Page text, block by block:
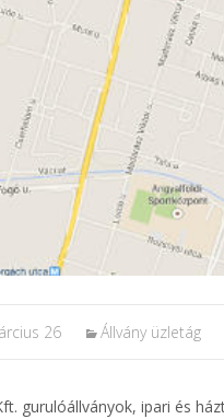
26 Állvány üzletág
gurulóállványok, ipari és